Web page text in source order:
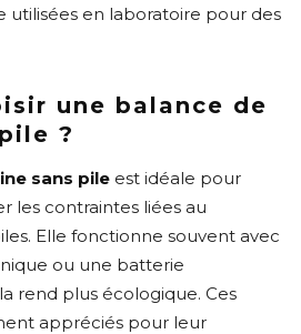
utilisées en laboratoire pour des
une balance de
?
sans pile est idéale pour
les contraintes liées au
Elle fonctionne souvent avec
ou une batterie
rend plus écologique. Ces
appréciés pour leur